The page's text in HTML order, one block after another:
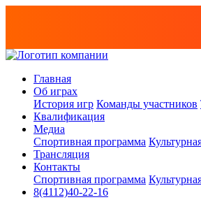
Главная
Об играх
История игр Команды участников
Квалификация
Медиа
Спортивная программа
Трансляция
Контакты
Спортивная программа
8(4112)40-22-16